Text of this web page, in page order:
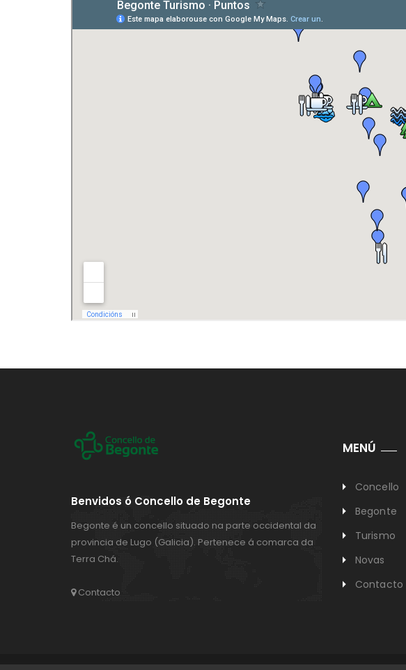
Benvidos ó Concello de Begonte
Begonte é un concello situado na parte occidental da
provincia de Lugo (Galicia). Pertenece á comarca da
Terra Chá.
Contacto
MENÚ
Concello
Begonte
Turismo
Novas
Contacto